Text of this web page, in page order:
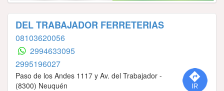
DEL TRABAJADOR FERRETERIAS
08103620056
2994633095
2995196027
Paso de los Andes 1117 y Av. del Trabajador -
(8300) Neuquén